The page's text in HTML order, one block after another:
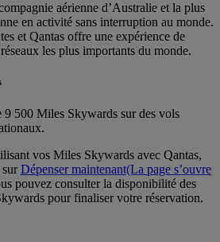
aérienne d’Australie et la plus
en activité sans interruption au monde.
et Qantas offre une expérience de
les plus importants du monde.
9 500 Miles Skywards sur des vols
vos Miles Skywards avec Qantas,
surDépenser maintenant(La page s’ouvre
pouvez consulter la disponibilité des
pour finaliser votre réservation.